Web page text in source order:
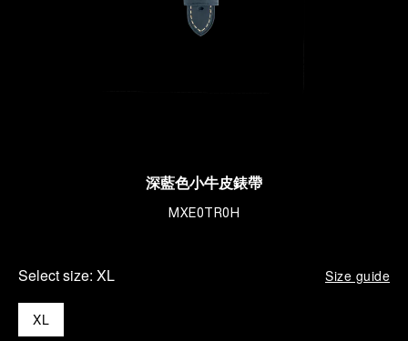
深藍色小牛皮錶帶
MXE0TR0H
Select size: XL Size guide
XL